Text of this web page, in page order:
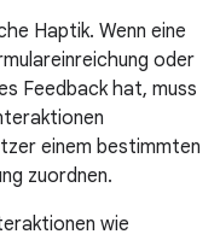
Haptik. Wenn eine
oder
Feedback hat, muss
einem bestimmten
zuordnen.
wie